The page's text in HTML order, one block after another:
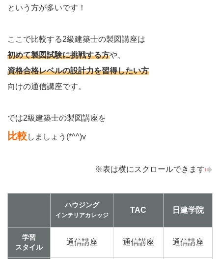
という方が多いです！
ここで比較する2級建築士の製図講座は
初めて製図試験に挑戦する方や、
資格合格レベルの設計力を習得したい方
向けの通信講座です。
では2級建築士の製図講座を
比較しましょう(*^^)v
※表は横にスクロールできます
ハウジング
インテリアカレッジ
TAC 日建学院
学習
スタイル
通信講座 通信講座 通信講座